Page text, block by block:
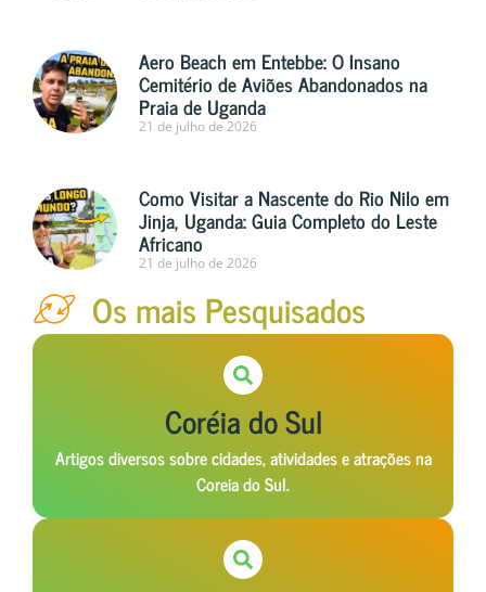
Aero Beach em Entebbe: O Insano
Cemitério de Aviões Abandonados na
Praia de Uganda
21 de julho de 2026
Como Visitar a Nascente do Rio Nilo em
Jinja, Uganda: Guia Completo do Leste
Africano
21 de julho de 2026
Os mais Pesquisados
Coréia do Sul
Artigos diversos sobre cidades, atividades e atrações na
Coreia do Sul.